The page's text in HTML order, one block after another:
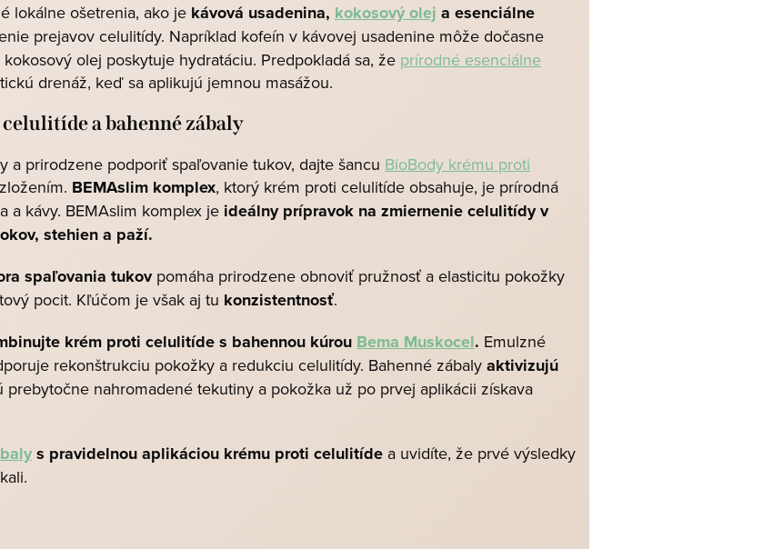
lokálne ošetrenia, ako je kávová usadenina, kokosový olej a esenciálne
prejavov celulitídy. Napríklad kofeín v kávovej usadenine môže dočasne
olej poskytuje hydratáciu. Predpokladá sa, že prírodné esenciálne
drenáž, keď sa aplikujú jemnou masážou.
a bahenné zábaly
a prirodzene podporiť spaľovanie tukov, dajte šancu BioBody krému proti
BEMAslim komplex, ktorý krém proti celulitíde obsahuje, je prírodná
a kávy. BEMAslim komplex je ideálny prípravok na zmiernenie celulitídy v
stehien a paží.
spaľovania tukovpomáha prirodzene obnoviť pružnosť a elasticitu pokožky
pocit. Kľúčom je však aj tu konzistentnosť.
krém proti celulitíde s bahennou kúrou Bema Muskocel. Emulzné
rekonštrukciu pokožky a redukciu celulitídy. Bahenné zábaly aktivizujú
nahromadené tekutiny a pokožka už po prvej aplikácii získava
s pravidelnou aplikáciou krému proti celulitíde a uvidíte, že prvé výsledky